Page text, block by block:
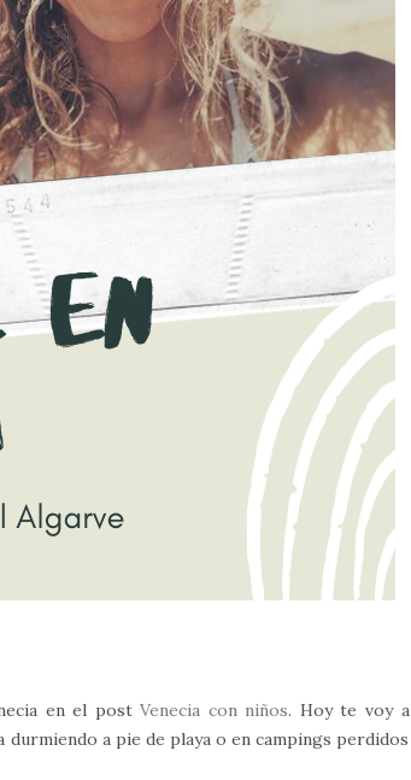
en el postVenecia con niños. Hoy te voy a
a pie de playa o en campings perdidos